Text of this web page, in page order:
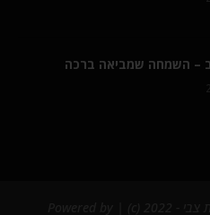
– השמחה שמביאה ברכה